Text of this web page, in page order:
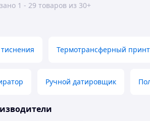
1 - 29 товаров из 30+
Термотрансферный
Ручной датировщик